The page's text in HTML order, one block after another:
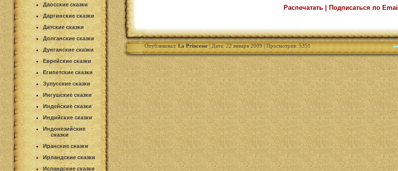
Даосские сказки
Даргинские сказки
Датские сказки
Долганские сказки
Дунганские сказки
Еврейские сказки
Египетские сказки
Зулусские сказки
Ингушские сказки
Индейские сказки
Индийские сказки
Индонезийские
сказки
Иранские сказки
Ирландские сказки
Исландские сказки
Распечатать | Подписаться по Email
Опубликовал:La Princesse| Дата: 22 января 2009 | Просмотров: 5351